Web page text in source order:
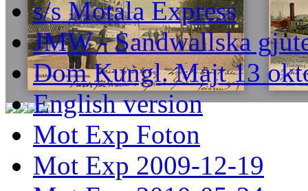
s/s Motala Express
JMW - Sandwallska
Dom Kungl. Majt 13
English version
Mot Exp Foton
Mot Exp 2009-12-19